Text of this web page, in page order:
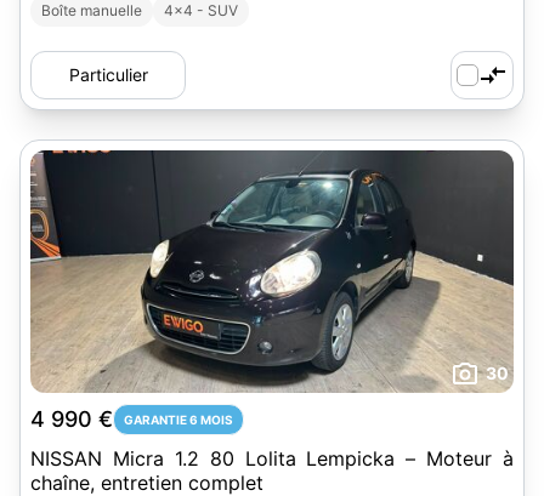
Boîte manuelle
4x4 - SUV
Particulier
30
4 990 € GARANTIE 6 MOIS
NISSAN Micra 1.2 80 Lolita Lempicka – Moteur à
chaîne, entretien complet